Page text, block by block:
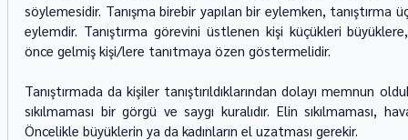
söylemesidir. Tanışma birebir yapılan bir eylemken, tanıştırma
eylemdir. Tanıştırma görevini üstlenen kişi küçükleri
önce gelmiş kişi/lere tanıtmaya özen göstermelidir.
Tanıştırmada da kişiler tanıştırıldıklarından dolayı memnun
sıkılmaması bir görgü ve saygı kuralıdır. Elin sıkılmaması,
Öncelikle büyüklerin ya da kadınların el uzatması gerekir.